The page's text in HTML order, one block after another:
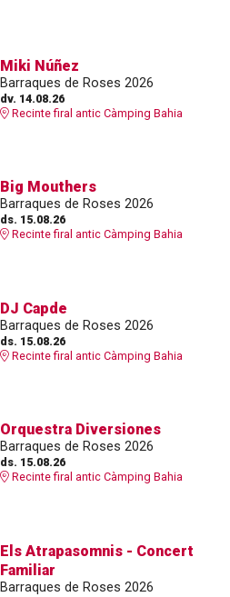
Miki Núñez
Barraques de Roses 2026
dv. 14.08.26
Recinte firal antic Càmping Bahia
Big Mouthers
Barraques de Roses 2026
ds. 15.08.26
Recinte firal antic Càmping Bahia
DJ Capde
Barraques de Roses 2026
ds. 15.08.26
Recinte firal antic Càmping Bahia
Orquestra Diversiones
Barraques de Roses 2026
ds. 15.08.26
Recinte firal antic Càmping Bahia
Els Atrapasomnis - Concert
Familiar
Barraques de Roses 2026